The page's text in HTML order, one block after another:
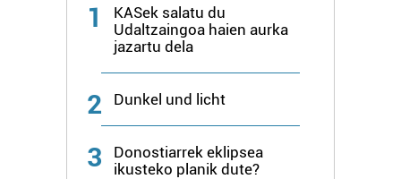
1
KASek salatu du
Udaltzaingoa haien aurka
jazartu dela
2 Dunkel und licht
3
Donostiarrek eklipsea
ikusteko planik dute?